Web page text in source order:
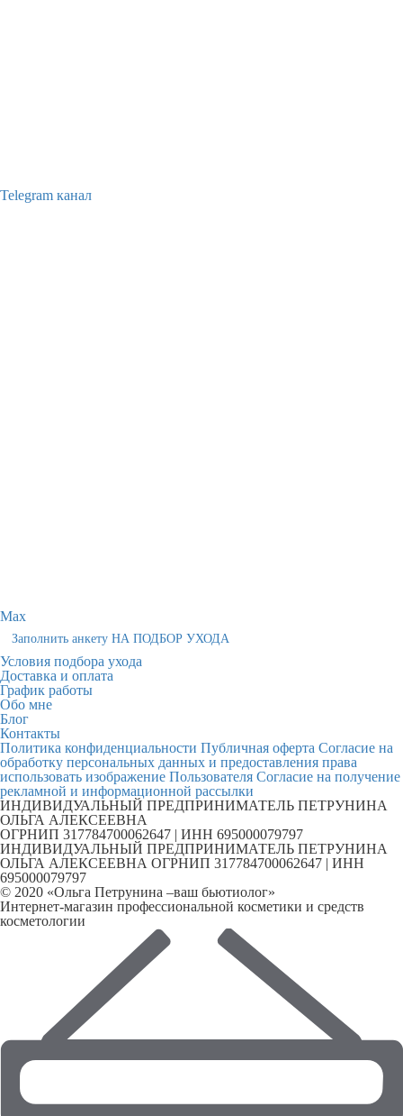
Telegram канал
Max
Заполнить анкету НА ПОДБОР УХОДА
Условия подбора ухода
Доставка и оплата
График работы
Обо мне
Блог
Контакты
Политика конфиденциальности Публичная оферта Согласие на
обработку персональных данных и предоставления права
использовать изображение Пользователя Согласие на получение
рекламной и информационной рассылки
ИНДИВИДУАЛЬНЫЙ ПРЕДПРИНИМАТЕЛЬ ПЕТРУНИНА
ОЛЬГА АЛЕКСЕЕВНА
ОГРНИП 317784700062647 | ИНН 695000079797
ИНДИВИДУАЛЬНЫЙ ПРЕДПРИНИМАТЕЛЬ ПЕТРУНИНА
ОЛЬГА АЛЕКСЕЕВНА ОГРНИП 317784700062647 | ИНН
695000079797
© 2020 «Ольга Петрунина –ваш бьютиолог»
Интернет-магазин профессиональной косметики и средств
косметологии